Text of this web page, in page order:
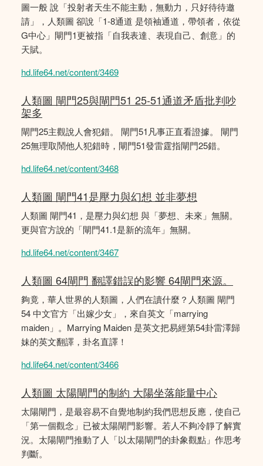
圖一般 說「投射者天生不能主動，無動力，只好待待邀
請」，人類圖 卻說「1-8通道 是領袖通道，帶領者，依從
G中心」閘門1更被指「自我表達、表現自己、創意」的
天賦。
hd.life64.net/content/3469
人類圖 閘門25與閘門51 25-51通道矛盾批判吵
架多
閘門25主觀說人會犯錯。 閘門51凡事正直看證據。 閘門
25無理取鬧他人犯錯時，閘門51發雷霆指閘門25錯。
hd.life64.net/content/3468
人類圖 閘門41是壓力與幻想 並非夢想
人類圖 閘門41，是壓力與幻想 與「夢想、未來」無關。
更與官方說的「閘門41.1是新的流年」無關。
hd.life64.net/content/3467
人類圖 64閘門 翻譯錯誤的影響 64閘門來源。
夠竟，華人世界的人類圖，人們在讀什麼？人類圖 閘門
54 中文官方「出嫁少女」，來自英文「marrying
maiden」。Marrying Maiden 是英文把易經第54卦雷澤歸
妹的英文翻譯，卦名直譯！
hd.life64.net/content/3466
人類圖 太陽閘門的制約 大陽坐落能量中心
太陽閘門，是最容易不自覺地制約我們思想反應，使自己
「第一個觀念」已被太陽閘門影響。若人不夠冷靜了解實
況。太陽閘門推動了人「以太陽閘門的卦象觀點」作思考
判斷。